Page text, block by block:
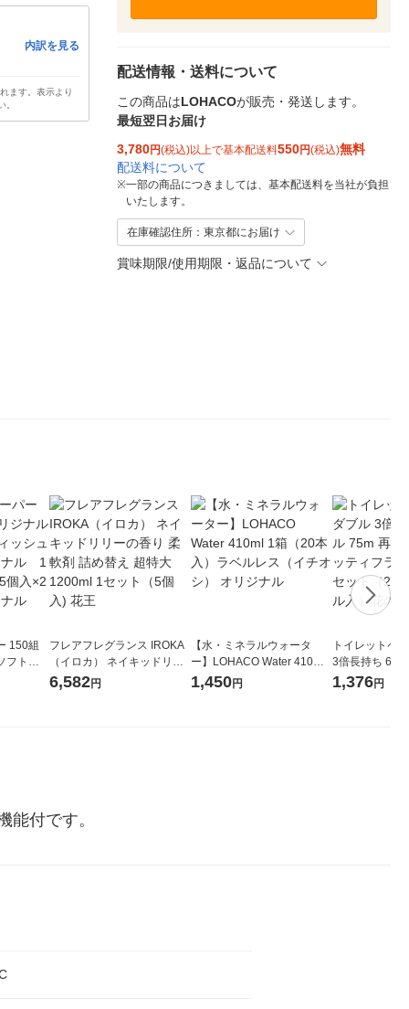
内訳を見る
ます。表示より
。
配送情報・送料について
この商品はLOHACOが販売・発送します。
最短翌日お届け
3,780円(税込)以上で基本配送料550円(税込)無料
配送料について
※一部の商品につきましては、基本配送料を当社が負担
いたします。
在庫確認住所：東京都にお届け
賞味期限/使用期限・返品について
150組
フトパ
オナ オ
フレアフレグランス IROKA
（イロカ） ネイキッドリリ
ーの香り 柔軟剤 詰め替え 超
6,582円
【水・ミネラルウォータ
ー】LOHACO Water 410ml
1箱（20本入）ラベルレス
1,450円
トイレットペ
3倍長持ち 6ロール
紙配合 スコッ
1,376円
付です。